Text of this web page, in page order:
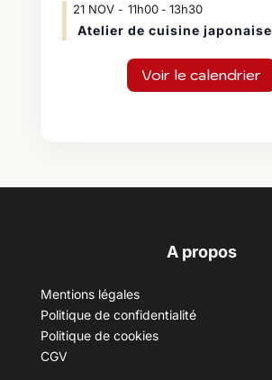
21 NOV 11h00- 13h30
Atelier de cuisine japonaise
Voir le calendrier
A propos
Mentions légales
Politique de confidentialité
Politique de cookies
CGV